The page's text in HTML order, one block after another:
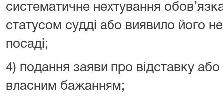
систематичне нехтування
статусом судді або виявило його
посаді;
4) подання заяви про відставку
власним бажанням;